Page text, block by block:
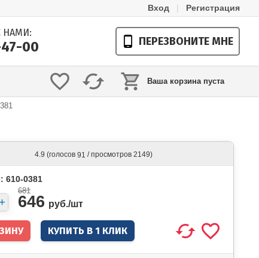
Вход | Регистрация
НАМИ:
00 ПЕРЕЗВОНИТЕ МНЕ
Ваша корзина пуста
4.9 (голосов 91 / просмотров 2149)
610-0381
681
646 руб./шт
КУПИТЬ В 1 КЛИК